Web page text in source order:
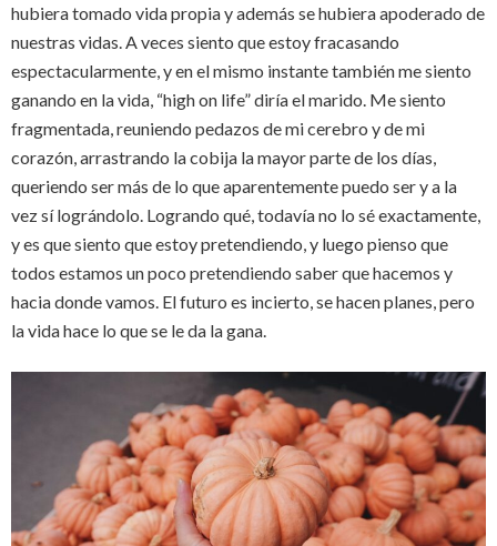
hubiera tomado vida propia y además se hubiera apoderado de
nuestras vidas. A veces siento que estoy fracasando
espectacularmente, y en el mismo instante también me siento
ganando en la vida, “high on life” diría el marido. Me siento
fragmentada, reuniendo pedazos de mi cerebro y de mi
corazón, arrastrando la cobija la mayor parte de los días,
queriendo ser más de lo que aparentemente puedo ser y a la
vez sí lográndolo. Logrando qué, todavía no lo sé exactamente,
y es que siento que estoy pretendiendo, y luego pienso que
todos estamos un poco pretendiendo saber que hacemos y
hacia donde vamos. El futuro es incierto, se hacen planes, pero
la vida hace lo que se le da la gana.